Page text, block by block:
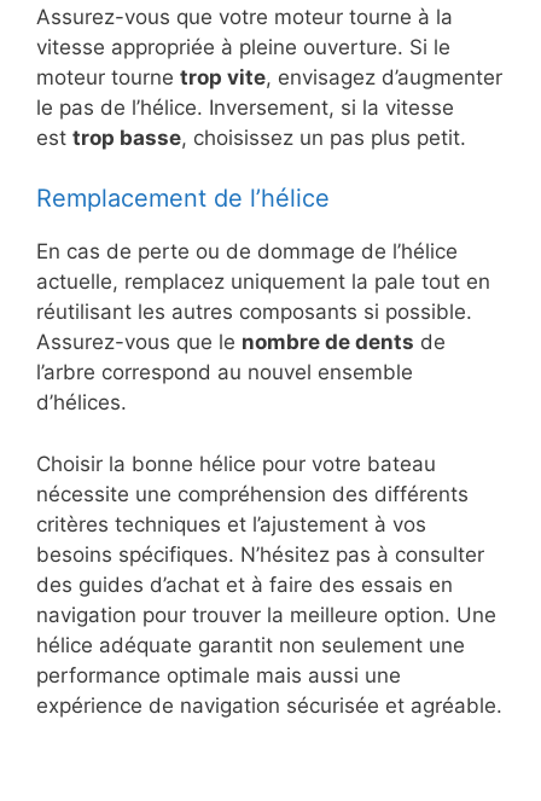
Assurez-vous que votre moteur tourne à la
vitesse appropriée à pleine ouverture. Si le
moteur tourne trop vite, envisagez d’augmenter
le pas de l’hélice. Inversement, si la vitesse
est trop basse, choisissez un pas plus petit.
Remplacement de l’hélice
En cas de perte ou de dommage de l’hélice
actuelle, remplacez uniquement la pale tout en
réutilisant les autres composants si possible.
Assurez-vous que le nombre de dents de
l’arbre correspond au nouvel ensemble
d’hélices.
Choisir la bonne hélice pour votre bateau
nécessite une compréhension des différents
critères techniques et l’ajustement à vos
besoins spécifiques. N’hésitez pas à consulter
des guides d’achat et à faire des essais en
navigation pour trouver la meilleure option. Une
hélice adéquate garantit non seulement une
performance optimale mais aussi une
expérience de navigation sécurisée et agréable.